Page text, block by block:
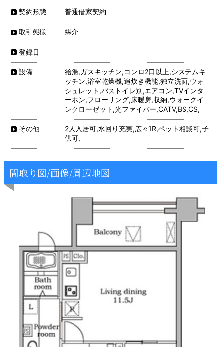
契約形態 普通借家契約
取引態様 媒介
登録日
設備
給湯,ガスキッチン,コンロ2口以上,システムキ
ッチン,浴室乾燥機,追炊き機能,独立洗面,ウォ
シュレット,バストイレ別,エアコン,TVインタ
ーホン,フローリング,床暖房,収納,ウォークイ
ンクローゼット,光ファイバー,CATV,BS,CS,
その他
2人入居可,水回り充実,広々1R,ペット相談可,子
供可,
間取り図/画像/周辺地図